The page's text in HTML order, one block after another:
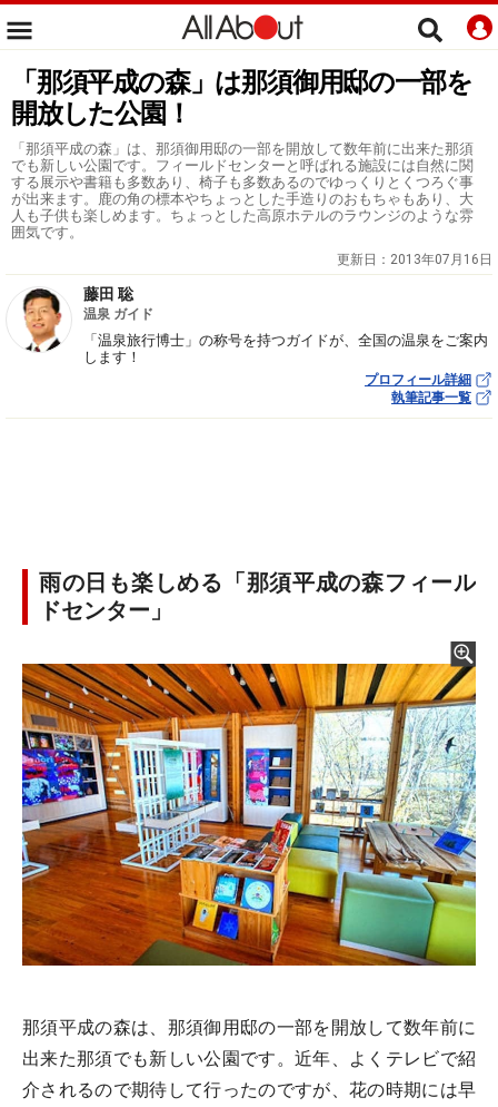
「那須平成の森」は那須御用邸の一部を
開放した公園！
「那須平成の森」は、那須御用邸の一部を開放して数年前に出来た那須
でも新しい公園です。フィールドセンターと呼ばれる施設には自然に関
する展示や書籍も多数あり、椅子も多数あるのでゆっくりとくつろぐ事
が出来ます。鹿の角の標本やちょっとした手造りのおもちゃもあり、大
人も子供も楽しめます。ちょっとした高原ホテルのラウンジのような雰
囲気です。
更新日： 2013年07月16日
藤田 聡
温泉 ガイド
「温泉旅行博士」の称号を持つガイドが、全国の温泉をご案内
します！
プロフィール詳細
執筆記事一覧
雨の日も楽しめる「那須平成の森フィール
ドセンター」
那須平成の森は、那須御用邸の一部を開放して数年前に
出来た那須でも新しい公園です。近年、よくテレビで紹
介されるので期待して行ったのですが、花の時期には早